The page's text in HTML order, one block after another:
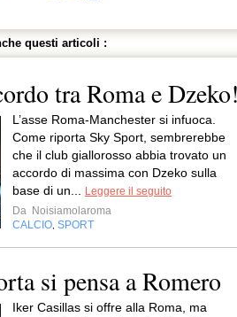
questi articoli :
tra Roma e
L’asse Roma-Manchester si infuoca.
Come riporta Sky Sport, sembrerebbe
che il club giallorosso abbia trovato un
accordo di massima con Dzeko sulla
base di un...
Leggere il seguito
Da Noisiamolaroma
CALCIO SPORT
si pensa a Romero
Iker Casillas si offre alla Roma, ma